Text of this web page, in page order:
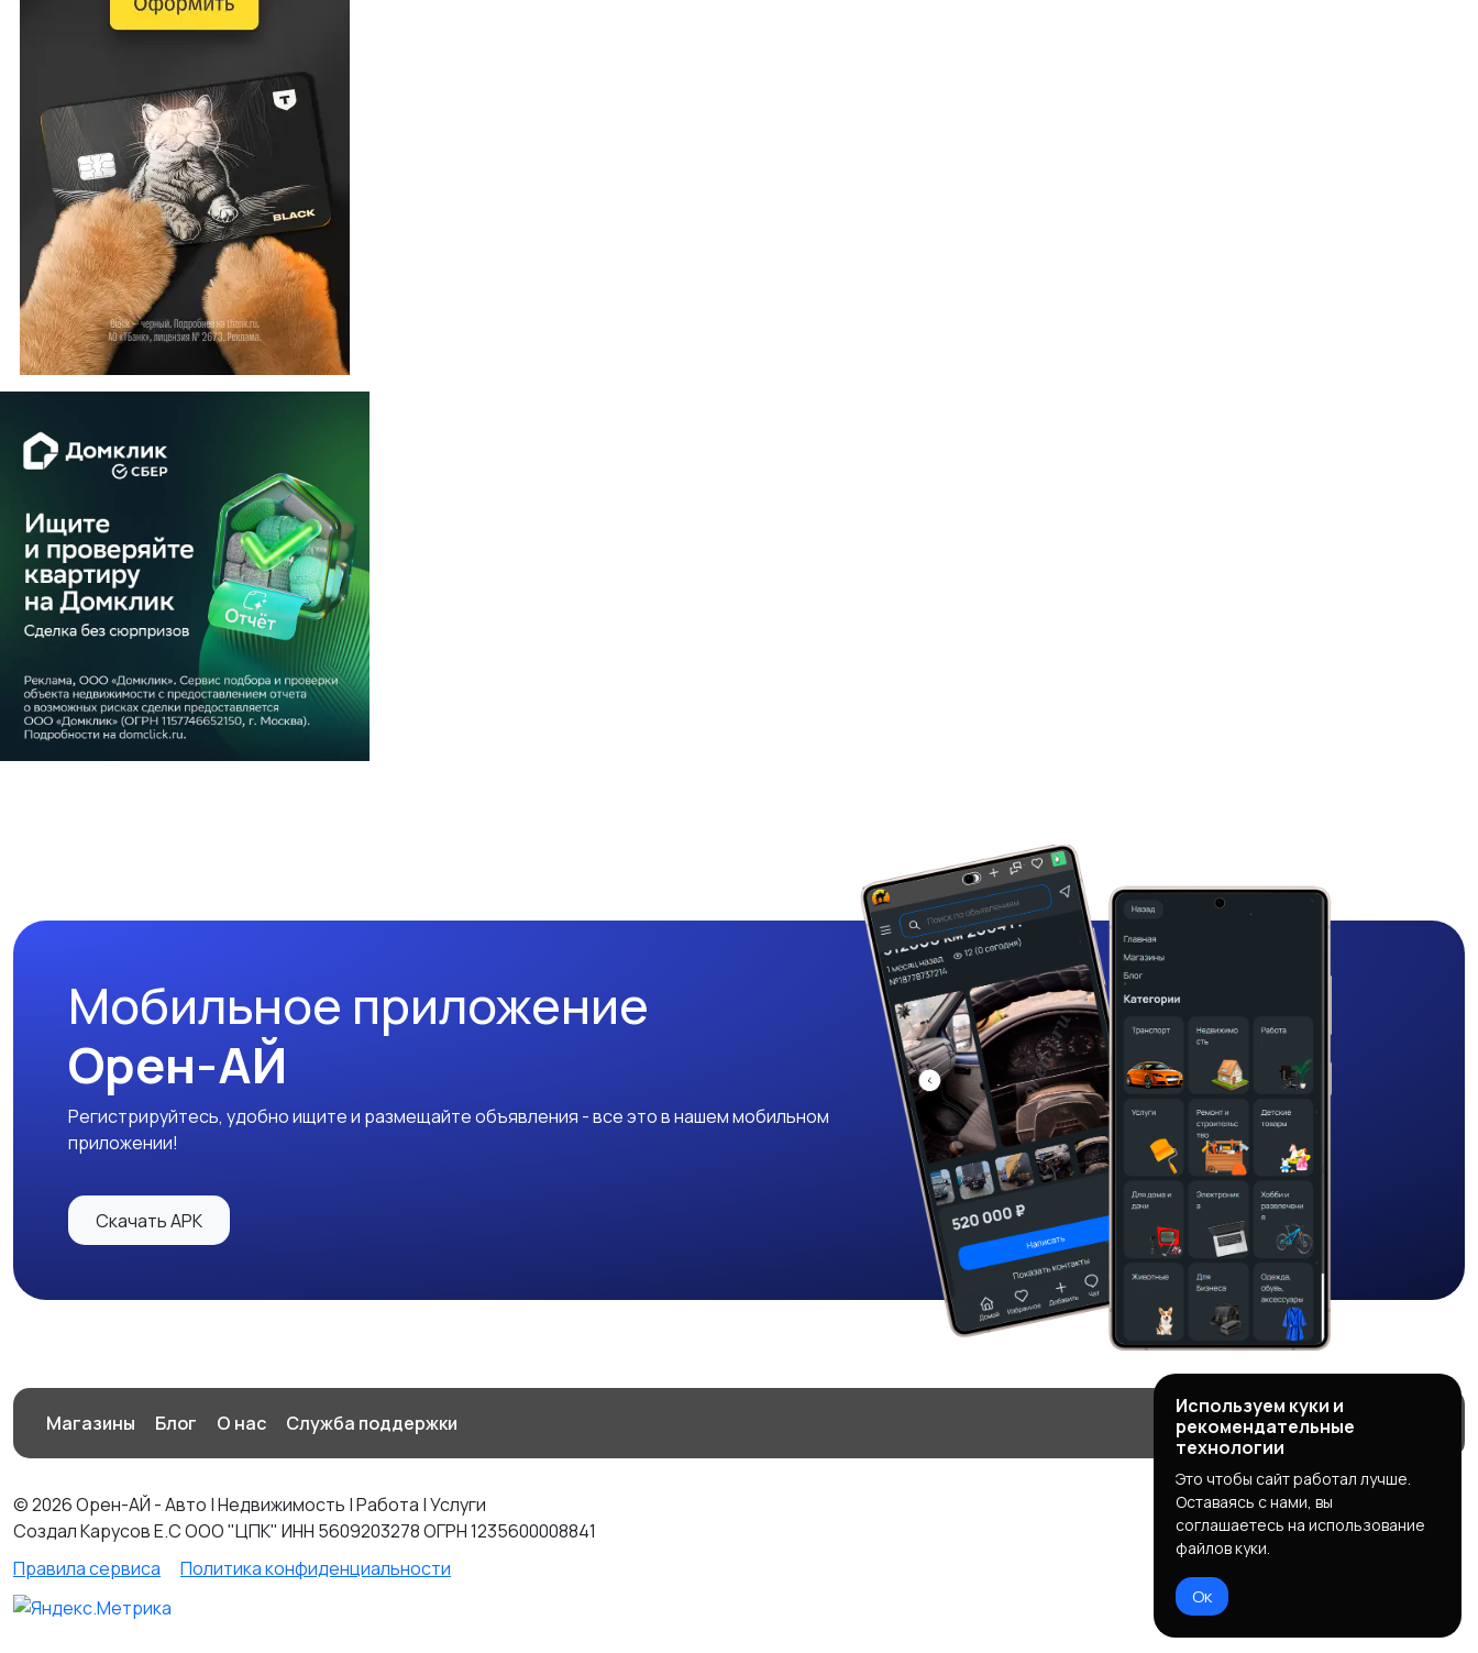
Мобильное приложение
Орен-АЙ
Регистрируйтесь, удобно ищите и размещайте объявления - все это в нашем мобильном
приложении!
Скачать APK
Магазины Блог О нас Служба поддержки
© 2026 Орен-АЙ - Авто | Недвижимость | Работа | Услуги
Создал Карусов Е.С ООО "ЦПК" ИНН 5609203278 ОГРН 1235600008841
Правила сервиса
Политика конфиденциальности
Используем куки и
рекомендательные
технологии
Это чтобы сайт работал лучше.
Оставаясь с нами, вы
соглашаетесь на использование
файлов куки.
Ок